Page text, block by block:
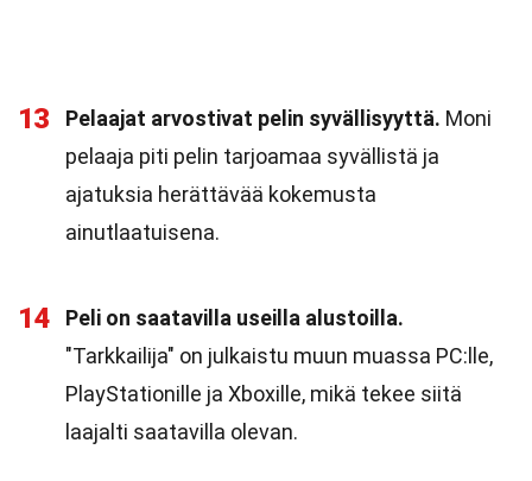
13 Pelaajat arvostivat pelin syvällisyyttä. Moni
pelaaja piti pelin tarjoamaa syvällistä ja
ajatuksia herättävää kokemusta
ainutlaatuisena.
14
Peli on saatavilla useilla alustoilla.
"Tarkkailija" on julkaistu muun muassa PC:lle,
PlayStationille ja Xboxille, mikä tekee siitä
laajalti saatavilla olevan.